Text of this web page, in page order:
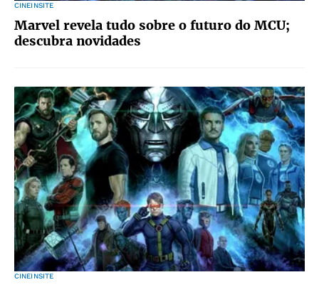
CINEINSITE
Marvel revela tudo sobre o futuro do MCU;
descubra novidades
CINEINSITE